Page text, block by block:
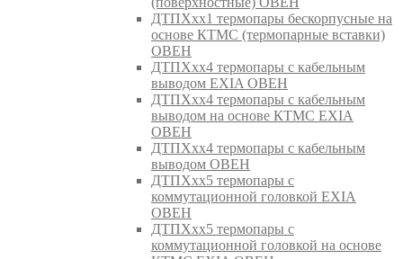
ДТПХхх1 термопары бескорпусные на
основе КТМС (термопарные вставки)
ОВЕН
ДТПХхх4 термопары с кабельным
выводом EXIA ОВЕН
ДТПХхх4 термопары с кабельным
выводом на основе КТМС EXIA
ОВЕН
ДТПХхх4 термопары с кабельным
выводом ОВЕН
ДТПХхх5 термопары с
коммутационной головкой EXIA
ОВЕН
ДТПХхх5 термопары с
коммутационной головкой на основе